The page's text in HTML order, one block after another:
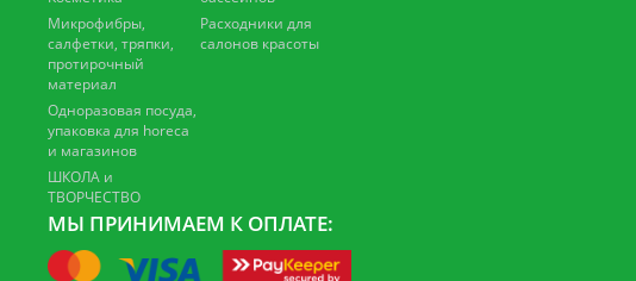
Микрофибры,
салфетки, тряпки,
протирочный
материал
Одноразовая посуда,
упаковка для horeca
и магазинов
ШКОЛА и
ТВОРЧЕСТВО
Расходники для
салонов красоты
МЫ ПРИНИМАЕМ К ОПЛАТЕ: